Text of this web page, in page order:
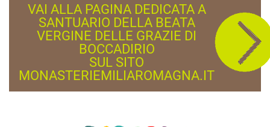
VAI ALLA PAGINA DEDICATA A
SANTUARIO DELLA BEATA
VERGINE DELLE GRAZIE DI
BOCCADIRIO
SUL SITO
MONASTERIEMILIAROMAGNA.IT